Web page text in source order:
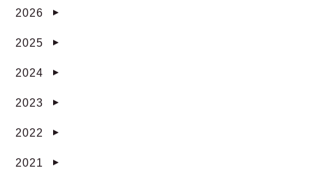
2026 ▼
2025 ▼
2024 ▼
2023 ▼
2022 ▼
2021 ▼